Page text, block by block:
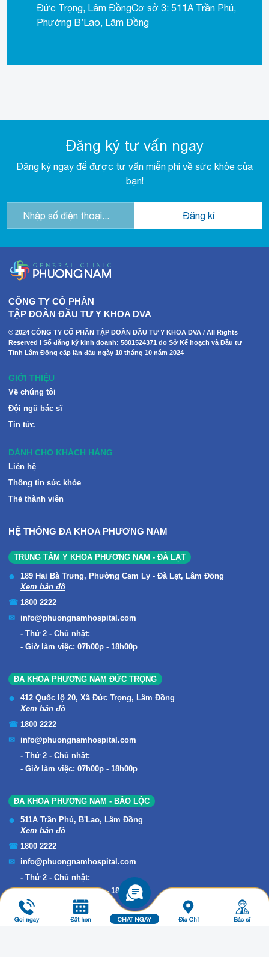
Đức Trọng, Lâm ĐồngCơ sở 3: 511A Trần Phú,
Phường B’Lao, Lâm Đồng
Đăng ký tư vấn ngay
Đăng ký ngay để được tư vấn miễn phí về sức khỏe của
bạn!
CÔNG TY CỔ PHẦN
TẬP ĐOÀN ĐẦU TƯ Y KHOA DVA
© 2024 CÔNG TY CỔ PHẦN TẬP ĐOÀN ĐẦU TƯ Y KHOA DVA / All Rights
Reserved I Số đăng ký kinh doanh: 5801524371 do Sở Kế hoạch và Đầu tư
Tỉnh Lâm Đồng cấp lần đầu ngày 10 tháng 10 năm 2024
GIỚI THIỆU
Về chúng tôi
Đội ngũ bác sĩ
Tin tức
DÀNH CHO KHÁCH HÀNG
Liên hệ
Thông tin sức khỏe
Thẻ thành viên
HỆ THỐNG ĐA KHOA PHƯƠNG NAM
TRUNG TÂM Y KHOA PHƯƠNG NAM - ĐÀ LẠT
189 Hai Bà Trưng, Phường Cam Ly - Đà Lạt, Lâm Đồng
Xem bản đồ
1800 2222
info@phuongnamhospital.com
Thứ 2 - Chủ nhật:
Giờ làm việc: 07h00p - 18h00p
ĐA KHOA PHƯƠNG NAM ĐỨC TRỌNG
412 Quốc lộ 20, Xã Đức Trọng, Lâm Đồng
Xem bản đồ
1800 2222
info@phuongnamhospital.com
Thứ 2 - Chủ nhật:
Giờ làm việc: 07h00p - 18h00p
ĐA KHOA PHƯƠNG NAM - BẢO LỘC
511A Trần Phú, B'Lao, Lâm Đồng
Xem bản đồ
1800 2222
info@phuongnamhospital.com
Thứ 2 - Chủ nhật:
Giờ làm việc: 07h00p - 18h00p
Gọi ngay Đặt hẹn CHAT NGAY Địa Chỉ Bác sĩ